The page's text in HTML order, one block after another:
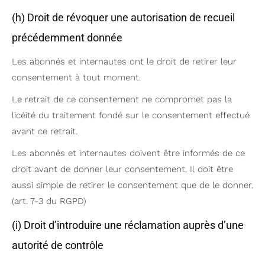
(h) Droit de révoquer une autorisation de recueil
précédemment donnée
Les abonnés et internautes ont le droit de retirer leur
consentement à tout moment.
Le retrait de ce consentement ne compromet pas la
licéité du traitement fondé sur le consentement effectué
avant ce retrait.
Les abonnés et internautes doivent être informés de ce
droit avant de donner leur consentement. Il doit être
aussi simple de retirer le consentement que de le donner.
(art. 7-3 du RGPD)
(i) Droit d’introduire une réclamation auprès d’une
autorité de contrôle